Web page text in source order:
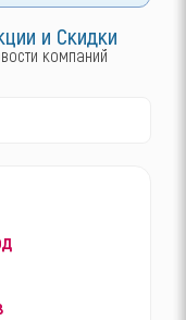
и Скидки
компаний